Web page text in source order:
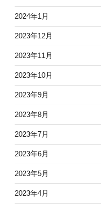
2024年1月
2023年12月
2023年11月
2023年10月
2023年9月
2023年8月
2023年7月
2023年6月
2023年5月
2023年4月